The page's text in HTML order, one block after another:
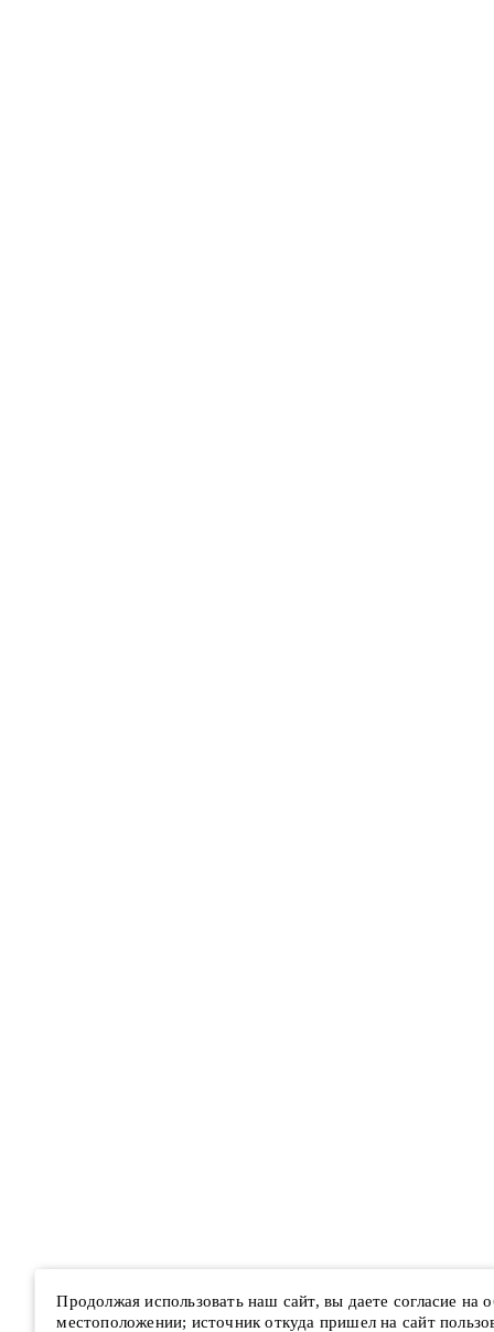
Продолжая использовать наш сайт, вы даете согласие на
местоположении; источник откуда пришел на сайт